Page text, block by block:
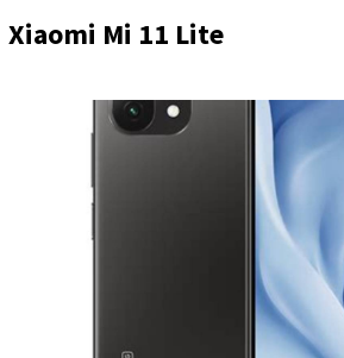
Xiaomi Mi 11 Lite